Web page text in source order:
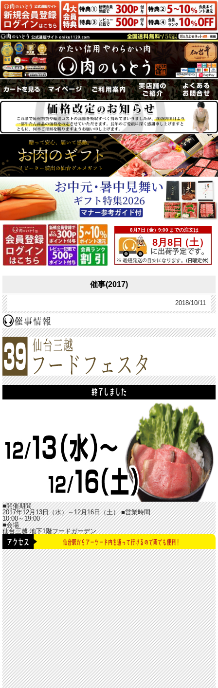
催事(2017)
2018/10/11
■開催期間
2017年12月13日（水）～12月16日（土）■営業時間
10:00～19:00
■会場
仙台三越 地下1階フードガーデン